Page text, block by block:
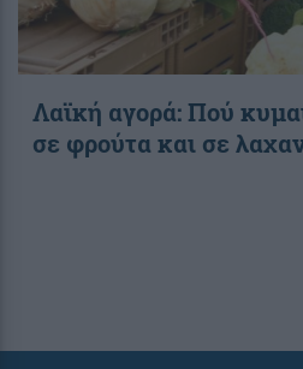
Λαϊκή αγορά: Πού
σε φρούτα και σε